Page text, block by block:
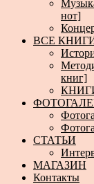
нот]
ВСЕ
книг]
СТАТЬИ
МАГАЗИН
Контакты